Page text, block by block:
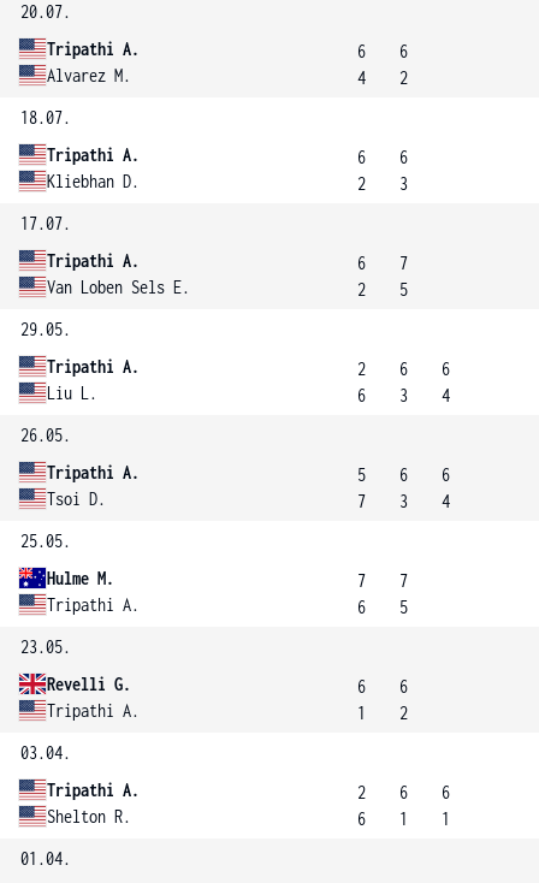
20.07.
Tripathi A.
Alvarez M.
6
4
6
2
18.07.
Tripathi A.
Kliebhan D.
6
2
6
3
17.07.
Tripathi A.
Van Loben Sels E.
6
2
7
5
29.05.
Tripathi A.
Liu L.
2
6
6
3
6
4
26.05.
Tripathi A.
Tsoi D.
5
7
6
3
6
4
25.05.
Hulme M.
Tripathi A.
7
6
7
5
23.05.
Revelli G.
Tripathi A.
6
1
6
2
03.04.
Tripathi A.
Shelton R.
2
6
6
1
6
1
01.04.